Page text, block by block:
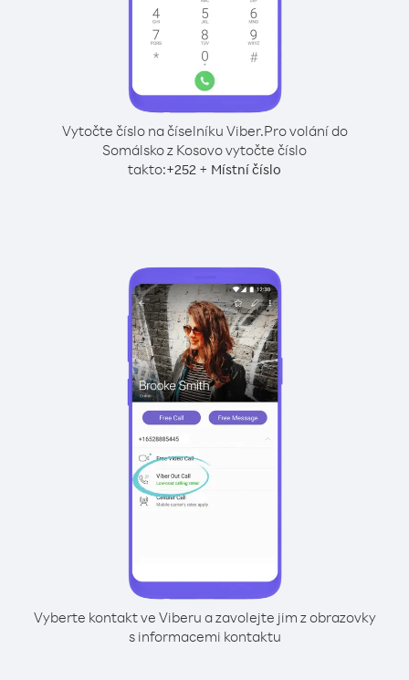
Vytočte číslo na číselníku Viber.Pro volání do
Somálsko z Kosovo vytočte číslo
takto:+252 + Místní číslo
Vyberte kontakt ve Viberu a zavolejte jim z obrazovky
s informacemi kontaktu